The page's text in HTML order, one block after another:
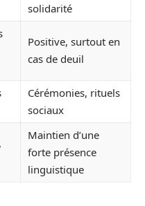
solidarité
Positive, surtout en
cas de deuil
Cérémonies, rituels
sociaux
Maintien d’une
forte présence
linguistique